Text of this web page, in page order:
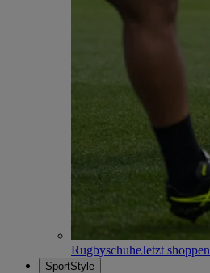
RugbyschuheJetzt shoppen
SportStyle